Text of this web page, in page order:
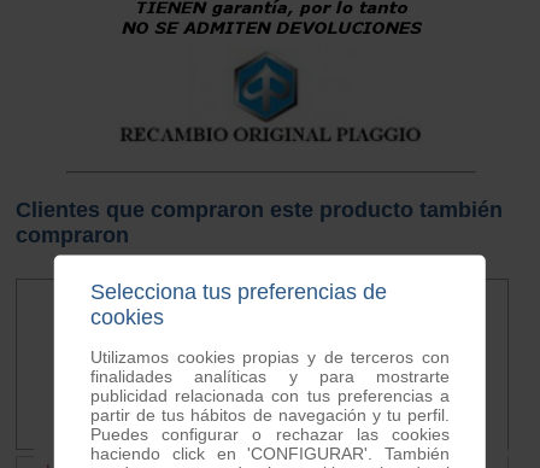
Clientes que compraron este producto también
compraron
Selecciona tus preferencias de
cookies
Utilizamos cookies propias y de terceros con
finalidades analíticas y para mostrarte
publicidad relacionada con tus preferencias a
partir de tus hábitos de navegación y tu perfil.
Puedes configurar o rechazar las cookies
haciendo click en 'CONFIGURAR'. También